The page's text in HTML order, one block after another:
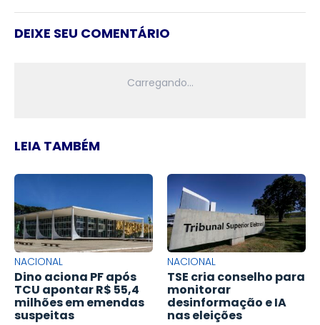
DEIXE SEU COMENTÁRIO
LEIA TAMBÉM
NACIONAL
Dino aciona PF após
TCU apontar R$ 55,4
milhões em emendas
suspeitas
NACIONAL
TSE cria conselho para
monitorar
desinformação e IA
nas eleições